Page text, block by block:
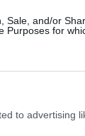
Sale, and/or
Purposes for
to advertising